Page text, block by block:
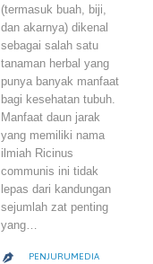
(termasuk buah, biji,
dan akarnya) dikenal
sebagai salah satu
tanaman herbal yang
punya banyak manfaat
bagi kesehatan tubuh.
Manfaat daun jarak
yang memiliki nama
ilmiah Ricinus
communis ini tidak
lepas dari kandungan
sejumlah zat penting
yang…
 PENJURUMEDIA